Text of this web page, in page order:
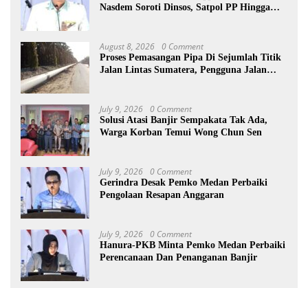
Nasdem Soroti Dinsos, Satpol PP Hingga
August 8, 2026 0 Comment
Proses Pemasangan Pipa Di Sejumlah Titik
Jalan Lintas Sumatera, Pengguna Jalan
July 9, 2026 0 Comment
Solusi Atasi Banjir Sempakata Tak Ada,
Warga Korban Temui Wong Chun Sen
July 9, 2026 0 Comment
Gerindra Desak Pemko Medan Perbaiki
Pengolaan Resapan Anggaran
July 9, 2026 0 Comment
Hanura-PKB Minta Pemko Medan Perbaiki
Perencanaan Dan Penanganan Banjir